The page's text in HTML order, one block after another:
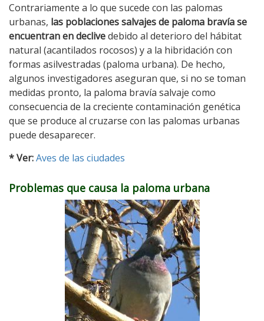
Contrariamente a lo que sucede con las palomas
urbanas, las poblaciones salvajes de paloma bravía se
encuentran en declivedebido al deterioro del hábitat
natural (acantilados rocosos) y a la hibridación con
formas asilvestradas (paloma urbana). De hecho,
algunos investigadores aseguran que, si no se toman
medidas pronto, la paloma bravía salvaje como
consecuencia de la creciente contaminación genética
que se produce al cruzarse con las palomas urbanas
puede desaparecer.
* Ver:Aves de las ciudades
Problemas que causa la paloma urbana